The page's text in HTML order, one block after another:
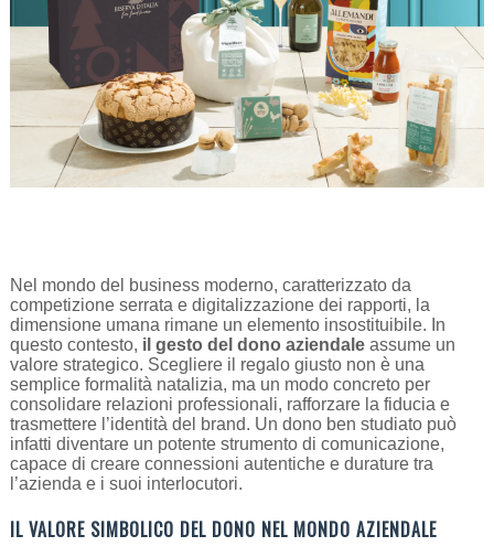
Nel mondo del business moderno, caratterizzato da
competizione serrata e digitalizzazione dei rapporti, la
dimensione umana rimane un elemento insostituibile. In
questo contesto, il gesto del dono aziendaleassume un
valore strategico. Scegliere il regalo giusto non è una
semplice formalità natalizia, ma un modo concreto per
consolidare relazioni professionali, rafforzare la fiducia e
trasmettere l’identità del brand. Un dono ben studiato può
infatti diventare un potente strumento di comunicazione,
capace di creare connessioni autentiche e durature tra
l’azienda e i suoi interlocutori.
IL VALORE SIMBOLICO DEL DONO NEL MONDO AZIENDALE